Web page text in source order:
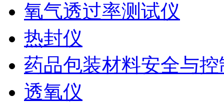
氧气透过率测试仪
热封仪
药品包装材料安全与
透氧仪